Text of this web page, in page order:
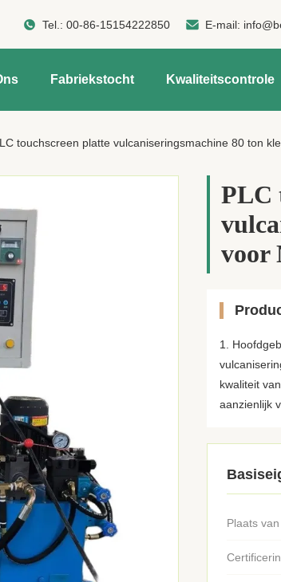
Tel.:00-86-15154222850 E-mail:
Fabriekstocht Kwaliteitscontrole
touchscreen platte vulcaniseringsmachine 80 ton
PLC
voor
1.
kwaliteit
aanzienlijk
Plaats